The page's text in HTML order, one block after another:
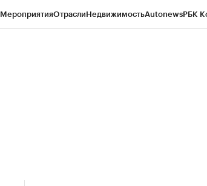
МероприятияОтраслиНедвижимостьAutonewsРБК